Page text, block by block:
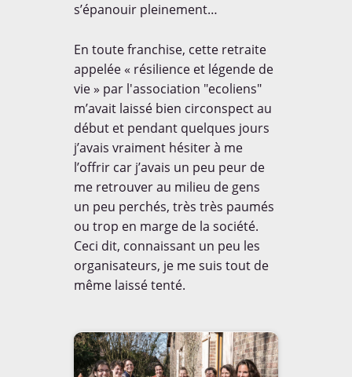
s’épanouir pleinement…
En toute franchise, cette retraite
appelée « résilience et légende de
vie » par l'association "ecoliens"
m’avait laissé bien circonspect au
début et pendant quelques jours
j’avais vraiment hésiter à me
l’offrir car j’avais un peu peur de
me retrouver au milieu de gens
un peu perchés, très très paumés
ou trop en marge de la société.
Ceci dit, connaissant un peu les
organisateurs, je me suis tout de
même laissé tenté.